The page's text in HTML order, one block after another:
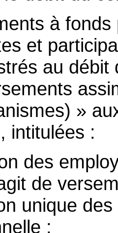
à
et
au
»
intitulées :
des
de
unique
;